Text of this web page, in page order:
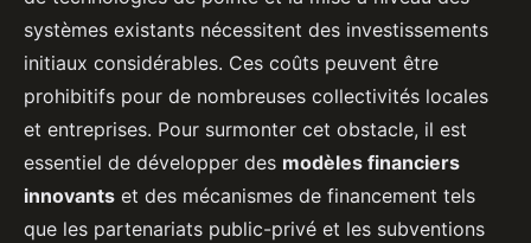
systèmes existants nécessitent des investissements
initiaux considérables. Ces coûts peuvent être
prohibitifs pour de nombreuses collectivités locales
et entreprises. Pour surmonter cet obstacle, il est
essentiel de développer des modèles financiers
innovants et des mécanismes de financement tels
que les partenariats public-privé et les subventions